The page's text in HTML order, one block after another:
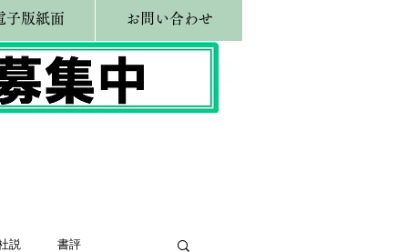
子版紙面 お問い合わせ
説 書評